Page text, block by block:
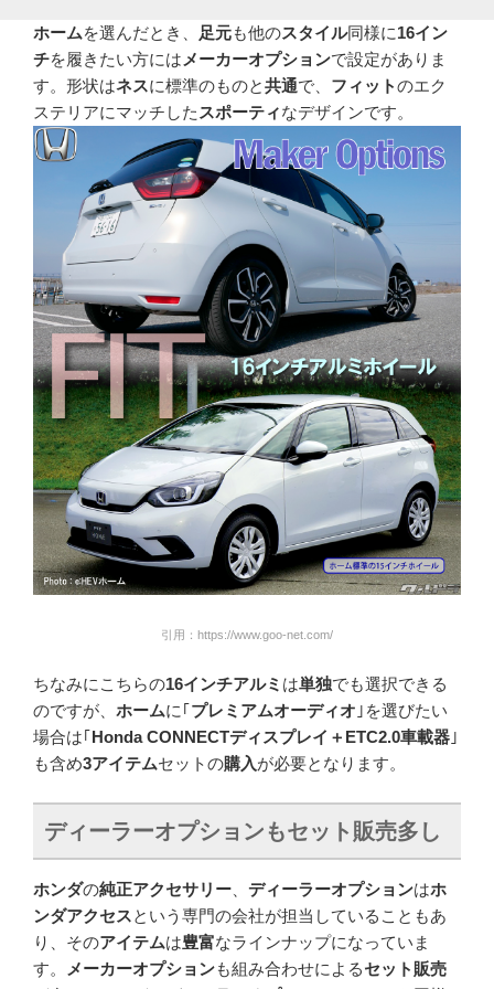
ホームを選んだとき、 足元も他のスタイル同様に16イン
チを履きたい方には メーカーオプションで設定がありま
す。形状はネスに標準のものと共通で、 フィットのエク
ステリアにマッチした スポーティなデザインです。
引用：https://www.goo-net.com/
ちなみにこちらの16インチアルミ は単独でも選択できる
のですが、 ホームに｢プレミアムオーディオ ｣を選びたい
場合は｢Honda CONNECTディスプレイ＋ETC2.0車載器 ｣
も含め3アイテムセットの購入が必要となります。
ディーラーオプションもセット販売多し
ホンダの純正アクセサリー ディーラーオプションはホ
ンダアクセスという専門の会社が担当していることもあ
り、そのアイテムは豊富なラインナップになっていま
す。
メーカーオプションも組み合わせによるセット販売